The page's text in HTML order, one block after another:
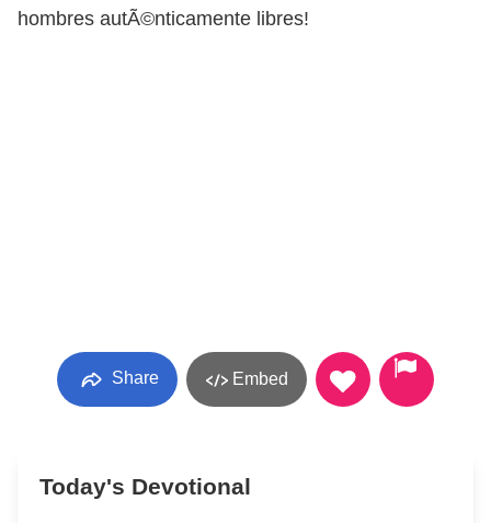
hombres autÃ©nticamente libres!
Share Embed
Today's Devotional